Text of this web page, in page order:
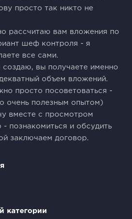
просто так никто не
рассчитаю вам вложения по
шеф контроля - я
все сами.
вы получаете именно
объем вложений.
просто посоветоваться -
очень полезным опытом)
вместе с просмотром
познакомиться и обсудить
заключаем договор.
категории